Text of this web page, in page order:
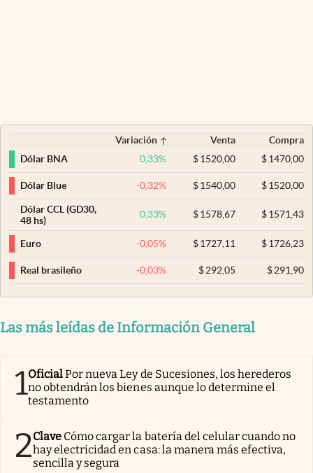
Variación Venta
Compra
Dólar BNA
0,33% $ 1520,00 $1470,00
Dólar Blue -0,32% $ 1540,00 $1520,00
Dólar CCL (GD30,
48 hs)
0,33% $ 1578,67 $1571,43
Euro -0,05% $ 1727,11 $1726,23
Real brasileño -0,03% $ 292,05 $291,90
Las más leídas de Información General
1OficialPor nueva Ley de Sucesiones, los herederos
no obtendrán los bienes aunque lo determine el
testamento
2Clave Cómo cargar la batería del celular cuando no
hay electricidad en casa: la manera más efectiva,
sencilla y segura